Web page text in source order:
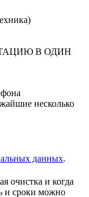
В ОДИН
несколько
данных.
очистка и когда
и сроки можно